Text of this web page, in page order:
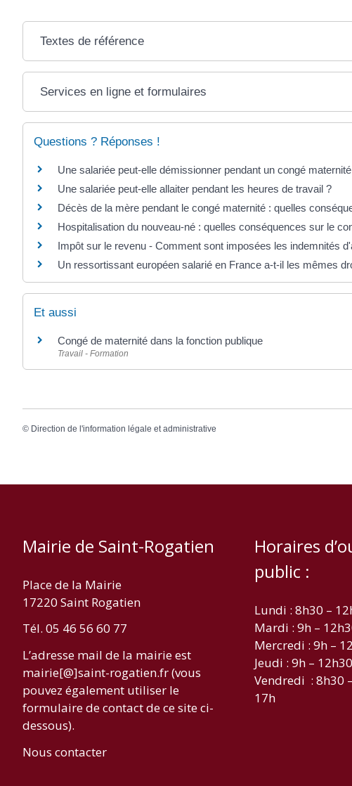
Textes de référence
Services en ligne et formulaires
Questions ? Réponses !
Une salariée peut-elle démissionner pendant un congé
Une salariée peut-elle allaiter pendant les heures de travail ?
Décès de la mère pendant le congé maternité : quelles
Hospitalisation du nouveau-né : quelles conséquences sur le
Impôt sur le revenu - Comment sont imposées les indemnités
Un ressortissant européen salarié en France a-t-il les mêmes
Et aussi
Congé de maternité dans la fonction publique
Travail - Formation
© Direction de l'information légale et administrative
Mairie de Saint-Rogatien
Place de la Mairie
17220 Saint Rogatien
Tél. 05 46 56 60 77
L’adresse mail de la mairie est
mairie[@]saint-rogatien.fr (vous
pouvez également utiliser le
formulaire de contact de ce site ci-
dessous).
Nous contacter
Horaires
public :
Lundi : 8h30 –
Mardi : 9h –
Mercredi : 9h –
Jeudi : 9h – 12h30
Vendredi : 8h30
17h